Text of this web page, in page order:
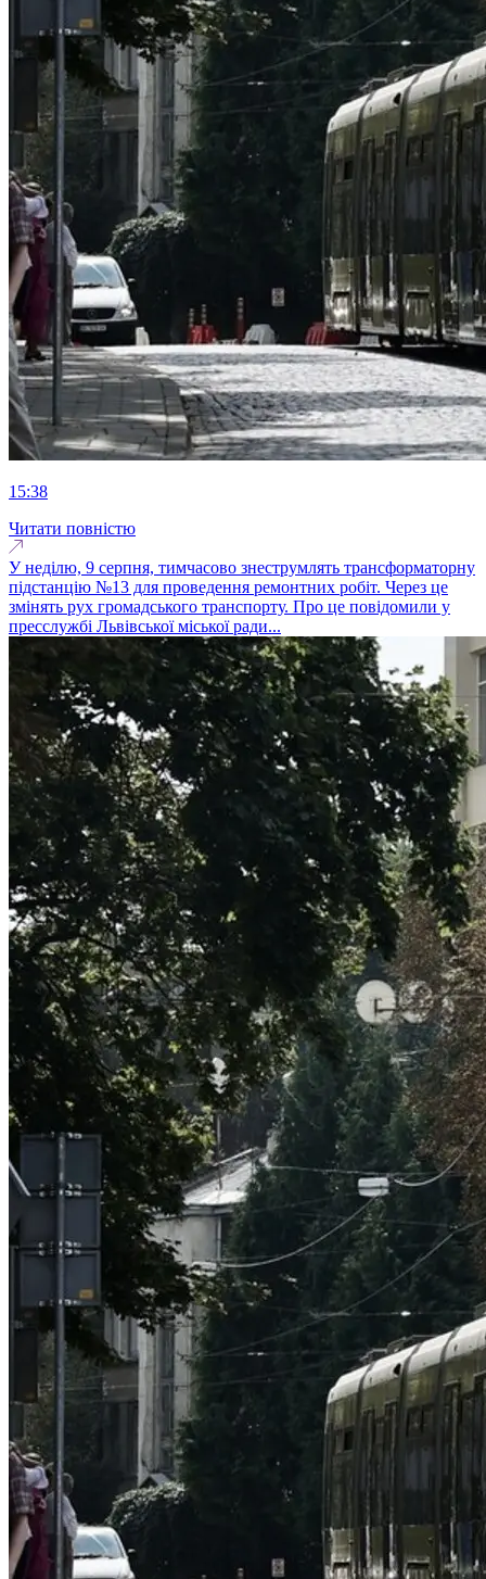
15:38
Читати повністю
У неділю, 9 серпня, тимчасово знеструмлять трансформаторну
підстанцію №13 для проведення ремонтних робіт. Через це
змінять рух громадського транспорту. Про це повідомили у
пресслужбі Львівської міської ради...